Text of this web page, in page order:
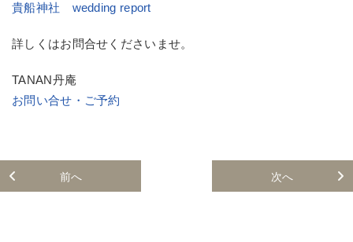
貴船神社 wedding report
詳しくはお問合せくださいませ。
TANAN丹庵
お問い合せ・ご予約
前へ 次へ